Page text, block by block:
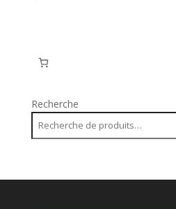
Recherche